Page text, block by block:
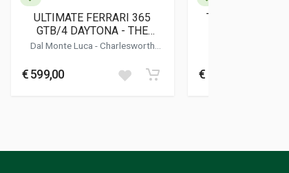
ULTIMATE FERRARI 365
GTB/4 DAYTONA - THE
DEFINITIVE HISTORY
Dal Monte Luca -Charlesworth
€ 599,00
THE FERRARI
€ 130,00